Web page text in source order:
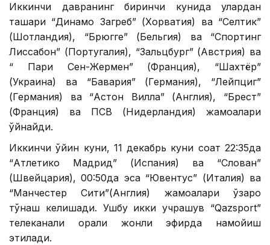
Иккинчи давранинг биринчи кунида улардан
ташқари “Динамо Загреб” (Хорватия) ва “Селтик”
(Шотландия), “Брюгге” (Бельгия) ва “Спортинг
Лиссабон” (Португалия), “Зальцбург” (Австрия) ва
“ Пари Сен-Жермен” (Франция), “Шахтёр”
(Украина) ва “Бавария” (Германия), “Лейпциг”
(Германия) ва “Астон Вилла” (Англия), “Брест”
(Франция) ва ПСВ (Нидерландия) жамоалари
ўйнайди.
Иккинчи ўйин куни, 11 декабрь куни соат 22:35да
“Атлетико Мадрид” (Испания) ва “Слован”
(Швейцария), 00:50да эса “Ювентус” (Италия) ва
“Манчестер Сити”(Англия) жамоалари ўзаро
тўқнаш келишади. Ушбу икки учрашув “Qazsport”
телеканали орқали жонли эфирда намойиш
этилади.